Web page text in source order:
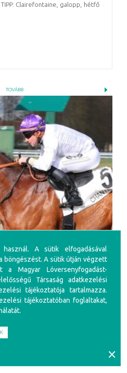
TIPP: Clairefontaine, galopp, hétfő
TOVÁBB
GYŐZELMET IS
– 15:15
A sütik elfogadásával
böngészést. A sütik útján végzett
a Magyar Lóversenyfogadást-
Társaság adatkezelési
tájékoztatója tartalmazza.
tájékoztatóban foglaltakat,
⨯